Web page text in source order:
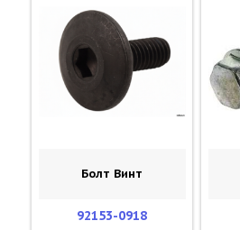
Болт Винт
92153-0918